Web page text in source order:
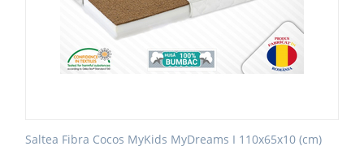
Saltea Fibra Cocos MyKids MyDreams I 110x65x10 (cm)